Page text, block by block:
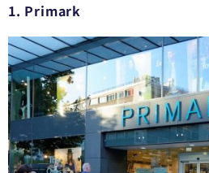
1. Primark